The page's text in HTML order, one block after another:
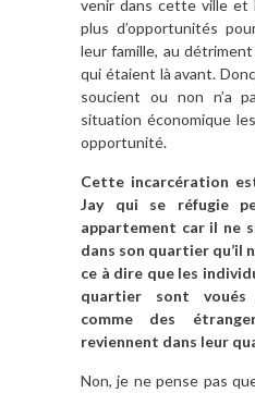
venir dans cette ville et
plus d’opportunités
leur famille, au
qui étaient là avant.
soucient ou non n’a
situation économique
opportunité.
Cette incarcération
Jay qui se réfugie
appartement car il ne
dans son quartier qu’il
ce à dire que les
quartier sont
comme des
reviennent dans leur
Non, je ne pense pas